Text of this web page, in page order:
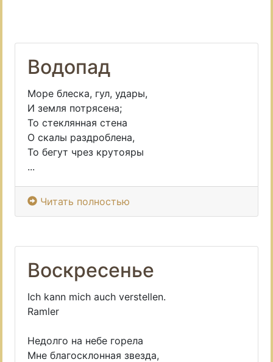
Водопад
Море блеска, гул, удары,
И земля потрясена;
То стеклянная стена
О скалы раздроблена,
То бегут чрез крутояры
...
Читать полностью
Воскресенье
Ich kann mich auch verstellen.
Ramler
Недолго на небе горела
Мне благосклонная звезда,